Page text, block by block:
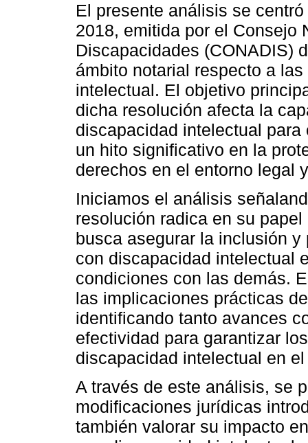
El presente análisis se
2018, emitida por el Consejo
Discapacidades (CONADIS)
ámbito notarial respecto a
intelectual. El objetivo
dicha resolución afecta la
discapacidad intelectual
un hito significativo en la
derechos en el entorno legal
Iniciamos el análisis
resolución radica en su
busca asegurar la inclusión
con discapacidad intelectual
condiciones con las demás.
las implicaciones prácticas
identificando tanto avances
efectividad para garantizar
discapacidad intelectual en
A través de este análisis, se
modificaciones jurídicas
también valorar su impacto